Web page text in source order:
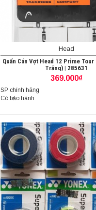
Head
Quấn Cán Vợt Head 12 Prime
Trắng) | 285631
369.000₫
SP chính hãng
Có bảo hành